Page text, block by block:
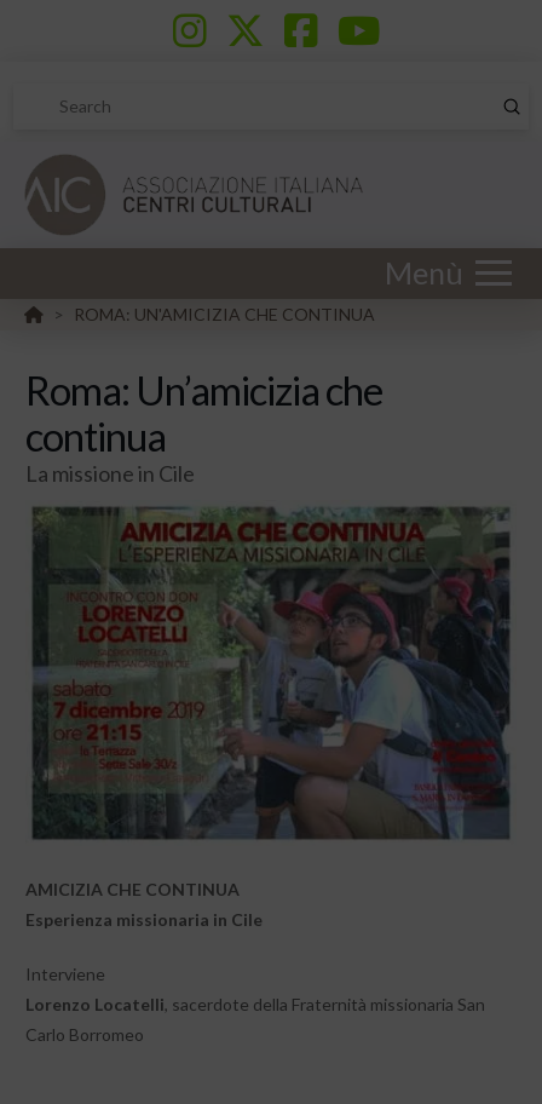
Search
Menù
HOME
> ROMA: UN'AMICIZIA CHE CONTINUA
Roma: Un’amicizia che
continua
La missione in Cile
AMICIZIA CHE CONTINUA
Esperienza missionaria in Cile
Interviene
Lorenzo Locatelli, sacerdote della Fraternità missionaria San
Carlo Borromeo